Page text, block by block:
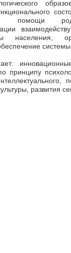
помощи
населения,
развития